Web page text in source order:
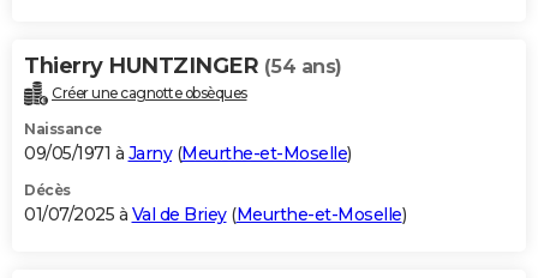
Thierry HUNTZINGER (54 ans)
Créer une cagnotte obsèques
Naissance
09/05/1971 à Jarny(Meurthe-et-Moselle)
Décès
01/07/2025 à Val de Briey(Meurthe-et-Moselle)